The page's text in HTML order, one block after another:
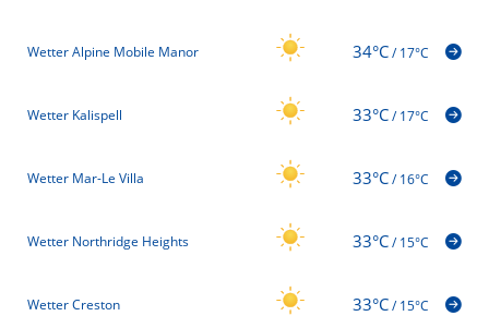
Wetter Alpine Mobile Manor 34°C/17°C
Wetter Kalispell 33°C/17°C
Wetter Mar-Le Villa 33°C/16°C
Wetter Northridge Heights 33°C/15°C
Wetter Creston 33°C/15°C